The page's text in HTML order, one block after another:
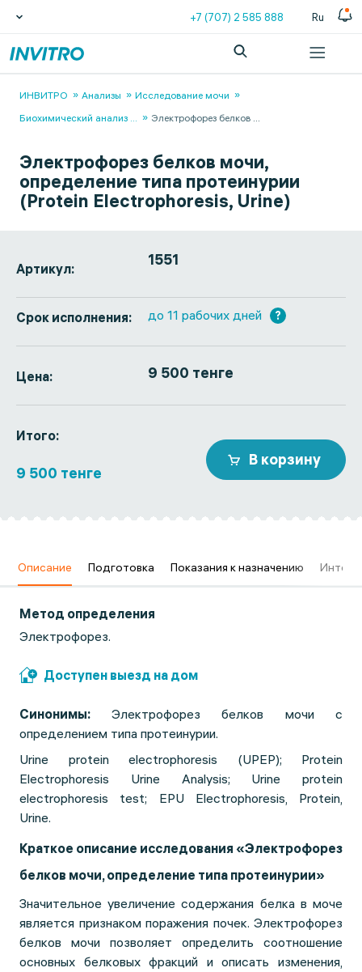
+7 (707) 2 585 888 Ru
ИНВИТРО Анализы
Исследование мочи
Биохимический анализ ... Электрофорез белков ...
Электрофорез белков мочи,
определение типа протеинурии
(Protein Electrophoresis, Urine)
Артикул: 1551
Срок исполнения: до 11 рабочих дней ?
Цена: 9 500 тенге
Итого:
9 500 тенге
В корзину
Описание Подготовка Показания к назначению
Метод определения
Электрофорез.
Доступен выезд на дом
Синонимы: Электрофорез белков мочи с
определением типа протеинурии.
Urine protein electrophoresis (UPEP); Protein
Electrophoresis Urine Analysis; Urine protein
electrophoresis test; EPU Electrophoresis, Protein,
Urine.
Краткое описание исследования «Электрофорез
белков мочи, определение типа протеинурии»
Значительное увеличение содержания белка в моче
является признаком поражения почек. Электрофорез
белков мочи позволяет определить соотношение
основных белковых фракций и описать изменения,